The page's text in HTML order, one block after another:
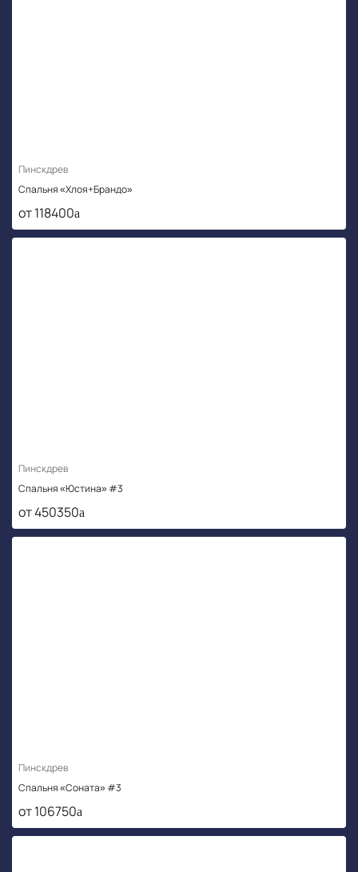
Пинскдрев
Спальня «Хлоя+Брандо»
от 118400
Пинскдрев
Спальня «Юстина» #3
от 450350
Пинскдрев
Спальня «Соната» #3
от 106750